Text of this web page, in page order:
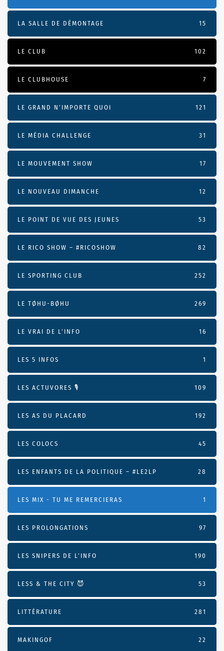
LA SALLE DE DÉMONTAGE 15
LE CLUB 102
LE CLUBHOUSE 7
LE GRAND N’IMPORTE QUOI 121
LE MÉDIA CHALLENGE 31
LE MOUVEMENT SHOW 17
LE NOUVEAU DIMANCHE 12
LE POINT DE VUE DES JEUNES 53
LE RICO SHOW – #RICOSHOW 82
LE SPORTING CLUB 252
LE TØHU-BØHU 269
LE VRAI DE L’INFO 16
LES 5 INFOS 1
LES ACTUVORES 🎙 109
LES AS DU PLACARD 192
LES COLOCS 45
LES ENFANTS DE LA POLITIQUE – #LE2LP 28
LES MIX - TU ME REMERCIERAS 1
LES PROLONGATIONS 97
LES SNIPERS DE L’INFO 190
LESS & THE CITY 😈 53
LITTÉRATURE 281
MAKINGOF 22